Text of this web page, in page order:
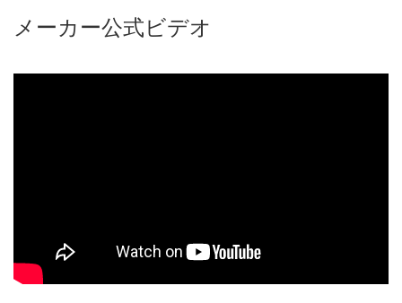
メーカー公式ビデオ